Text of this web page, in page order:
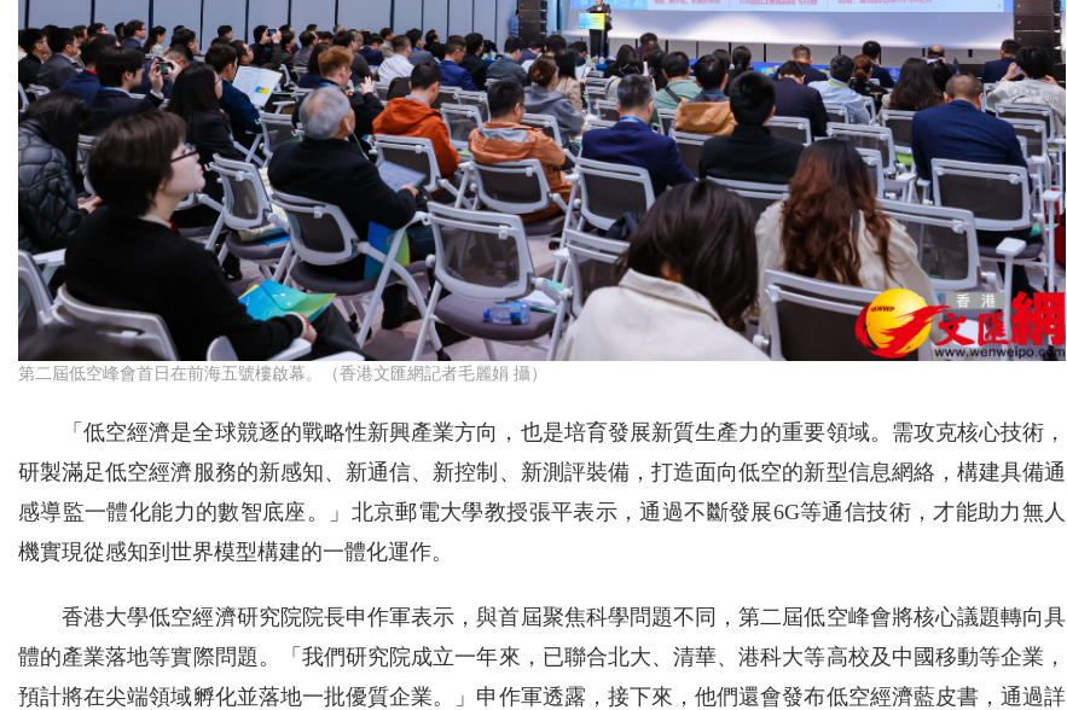
第二屆低空峰會首日在前海五號樓啟幕。（香港文匯網記者毛麗娟 攝）
「低空經濟是全球競逐的戰略性新興產業方向，也是培育發展新質生產力的重要領域。需攻克核心技術，
研製滿足低空經濟服務的新感知、新通信、新控制、新測評裝備，打造面向低空的新型信息網絡，構建具備通
感導監一體化能力的數智底座。」北京郵電大學教授張平表示，通過不斷發展6G等通信技術，才能助力無人
機實現從感知到世界模型構建的一體化運作。
香港大學低空經濟研究院院長申作軍表示，與首屆聚焦科學問題不同，第二屆低空峰會將核心議題轉向具
體的產業落地等實際問題。「我們研究院成立一年來，已聯合北大、清華、港科大等高校及中國移動等企業，
預計將在尖端領域孵化並落地一批優質企業。」申作軍透露，接下來，他們還會發布低空經濟藍皮書，通過詳